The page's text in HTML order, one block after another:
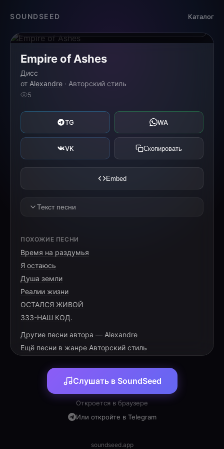
SOUNDSEED Каталог
Empire of Ashes
Дисс
от Alexandre · Авторский стиль
5
TG WA
VK Скопировать
Embed
Текст песни
You wore a crown made of hollow glass
Watching the shadows as the minutes pass
You sold the truth for a handful of gold
[PRE-CHORUS]
The stage is empty, the lights are low
Nowhere for your ego to go
ПОХОЖИЕ ПЕСНИ
Время на раздумья
Я остаюсь
Душа земли
Реалии жизни
ОСТАЛСЯ ЖИВОЙ
333-НАШ КОД.
Другие песни автора — Alexandre
Ещё песни в жанре Авторский стиль
Слушать в SoundSeed
Откроется в браузере
Или откройте в Telegram
soundseed.app